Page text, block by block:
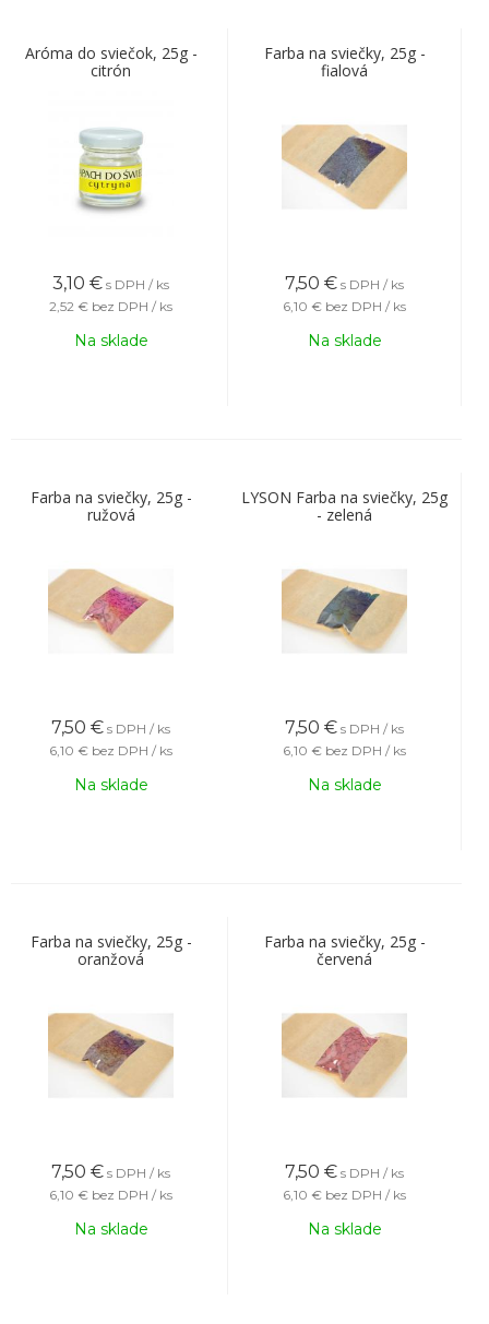
Aróma do sviečok, 25g -
citrón
3,10 € s DPH / ks
2,52 € bez DPH / ks
Na sklade
Farba na sviečky, 25g -
fialová
7,50 € s DPH / ks
6,10 € bez DPH / ks
Na sklade
Farba na sviečky, 25g -
ružová
7,50 € s DPH / ks
6,10 € bez DPH / ks
Na sklade
LYSON Farba na sviečky, 25g
- zelená
7,50 € s DPH / ks
6,10 € bez DPH / ks
Na sklade
Farba na sviečky, 25g -
oranžová
7,50 € s DPH / ks
6,10 € bez DPH / ks
Na sklade
Farba na sviečky, 25g -
červená
7,50 € s DPH / ks
6,10 € bez DPH / ks
Na sklade